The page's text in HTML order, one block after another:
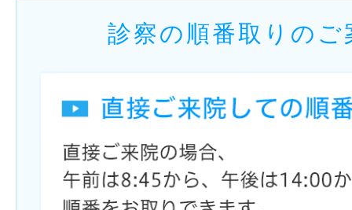
診察の順番取りのご